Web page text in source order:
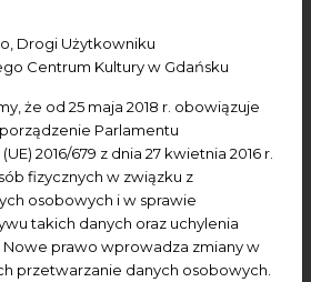
Drogi Użytkowniku
Centrum Kultury w Gdańsku
że od 25 maja 2018 r. obowiązuje
Parlamentu
2016/679 z dnia 27 kwietnia 2016 r.
fizycznych w związku z
osobowych i w sprawie
takich danych oraz uchylenia
Nowe prawo wprowadza zmiany w
przetwarzanie danych osobowych.
bezpłatne
Google Dodaj do iCal
8.12.2025, godz. 10.30
NCK — Ratusz Staromiejski, Sala